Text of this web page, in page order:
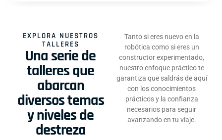
EXPLORA NUESTROS
TALLERES
Una serie de
talleres que
abarcan
diversos temas
y niveles de
destreza
Tanto si eres nuevo en la
robótica como si eres un
constructor experimentado,
nuestro enfoque práctico te
garantiza que saldrás de aquí
con los conocimientos
prácticos y la confianza
necesarios para seguir
avanzando en tu viaje.